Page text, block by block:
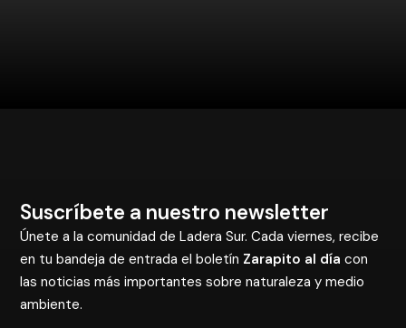
Suscríbete a nuestro newsletter
Únete a la comunidad de Ladera Sur. Cada viernes, recibe
en tu bandeja de entrada el boletín Zarapito al día con
las noticias más importantes sobre naturaleza y medio
ambiente.